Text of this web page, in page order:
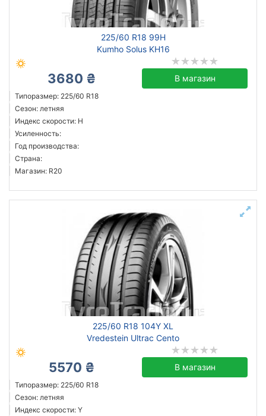
225/60 R18 99H
Kumho Solus KH16
3680 ₴ В магазин
Типоразмер: 225/60 R18
Сезон: летняя
Индекс скорости: H
Усиленность:
Год производства:
Страна:
Магазин: R20
225/60 R18 104Y XL
Vredestein Ultrac Cento
5570 ₴ В магазин
Типоразмер: 225/60 R18
Сезон: летняя
Индекс скорости: Y